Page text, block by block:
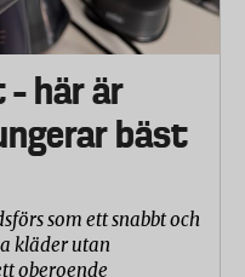
här är
bäst
som ett snabbt och
kläder utan
oberoende